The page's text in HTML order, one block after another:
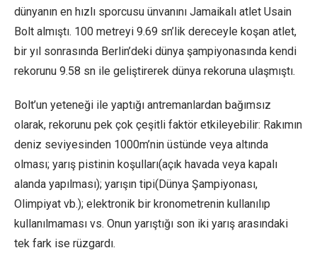
dünyanın en hızlı sporcusu ünvanını Jamaikalı atlet Usain
Bolt almıştı. 100 metreyi 9.69 sn’lik dereceyle koşan atlet,
bir yıl sonrasında Berlin’deki dünya şampiyonasında kendi
rekorunu 9.58 sn ile geliştirerek dünya rekoruna ulaşmıştı.
Bolt’un yeteneği ile yaptığı antremanlardan bağımsız
olarak, rekorunu pek çok çeşitli faktör etkileyebilir: Rakımın
deniz seviyesinden 1000m’nin üstünde veya altında
olması; yarış pistinin koşulları(açık havada veya kapalı
alanda yapılması); yarışın tipi(Dünya Şampiyonası,
Olimpiyat vb.); elektronik bir kronometrenin kullanılıp
kullanılmaması vs. Onun yarıştığı son iki yarış arasındaki
tek fark ise rüzgardı.